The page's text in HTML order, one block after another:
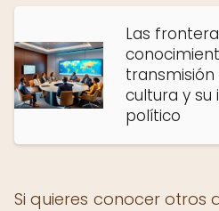
Las
transmisión
cultura y
político
Si quieres conocer otros